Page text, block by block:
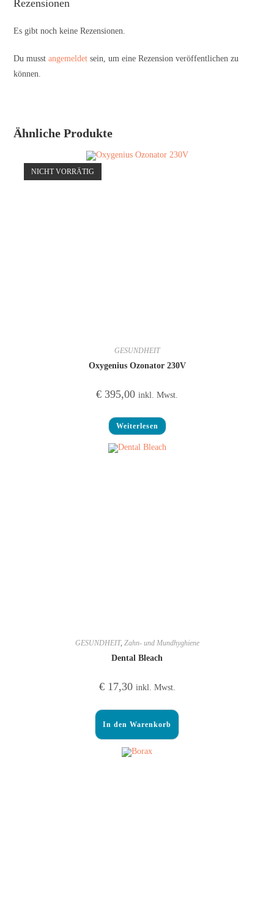
Rezensionen
Es gibt noch keine Rezensionen.
Du musstangemeldet sein, um eine Rezension veröffentlichen zu
können.
Ähnliche Produkte
NICHT VORRÄTIG
GESUNDHEIT
Oxygenius Ozonator 230V
€ 395,00 inkl. Mwst.
Weiterlesen
GESUNDHEIT, Zahn- und Mundhyghiene
Dental Bleach
€17,30 inkl. Mwst.
In den Warenkorb